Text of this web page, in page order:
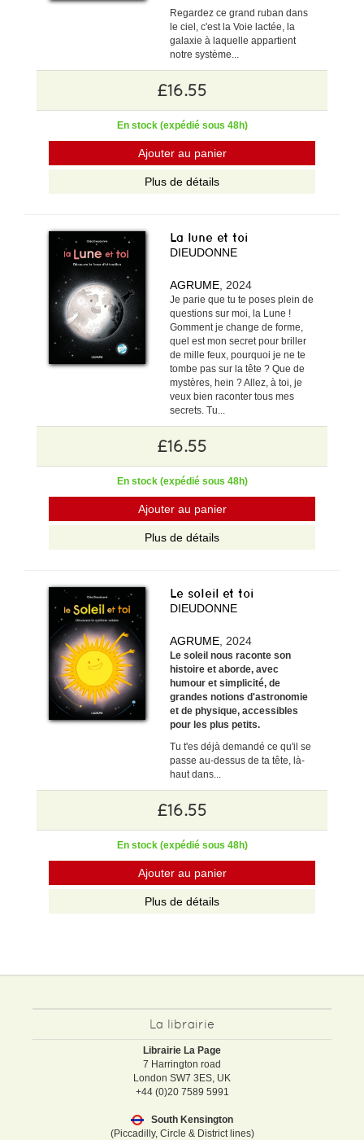
Regardez ce grand ruban dans
le ciel, c'est la Voie lactée, la
galaxie à laquelle appartient
notre système...
£16.55
En stock (expédié sous 48h)
Ajouter au panier
Plus de détails
La lune et toi
DIEUDONNE
AGRUME , 2024
Je parie que tu te poses plein de
questions sur moi, la Lune !
Gomment je change de forme,
quel est mon secret pour briller
de mille feux, pourquoi je ne te
tombe pas sur la tête ? Que de
mystères, hein ? Allez, à toi, je
veux bien raconter tous mes
secrets. Tu...
£16.55
En stock (expédié sous 48h)
Ajouter au panier
Plus de détails
Le soleil et toi
DIEUDONNE
AGRUME , 2024
Le soleil nous raconte son
histoire et aborde, avec
humour et simplicité, de
grandes notions d'astronomie
et de physique, accessibles
pour les plus petits.
Tu t'es déjà demandé ce qu'il se
passe au-dessus de ta tête, là-
haut dans...
£16.55
En stock (expédié sous 48h)
Ajouter au panier
Plus de détails
La librairie
Librairie La Page
7 Harrington road
London SW7 3ES, UK
+44 (0)20 7589 5991
South Kensington
(Piccadilly, Circle & District lines)